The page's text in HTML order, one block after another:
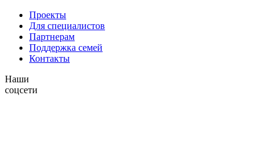
Проекты
Для специалистов
Партнерам
Поддержка семей
Контакты
Наши
соцсети